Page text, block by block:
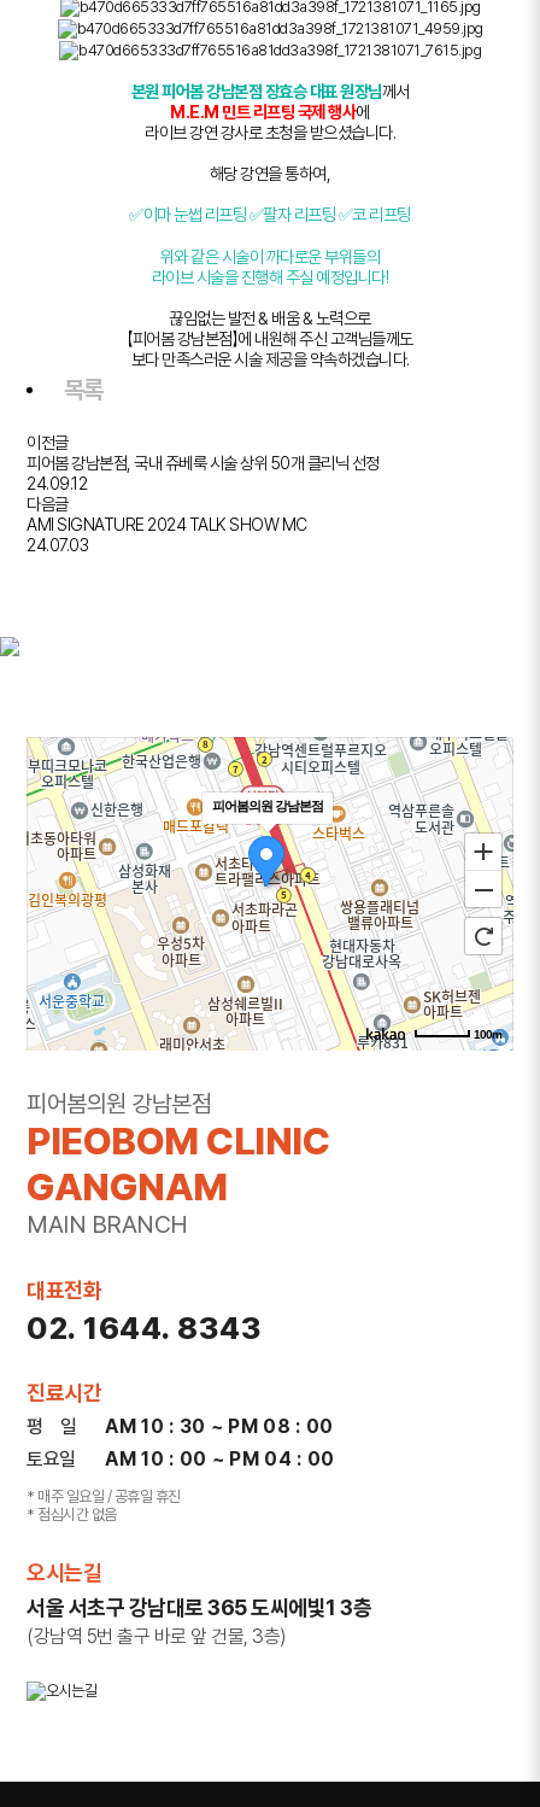
본원 피어봄 강남본점 장효승 대표 원장님께서
M.E.M 민트 리프팅 국제 행사에
라이브 강연 강사로 초청을 받으셨습니다.
해당 강연을 통하여,
✅이마 눈썹 리프팅 ✅팔자 리프팅 ✅코 리프팅
위와 같은 시술이 까다로운 부위들의
라이브 시술을 진행해 주실 예정입니다!
끊임없는 발전 & 배움 & 노력으로
【피어봄 강남본점】에 내원해 주신 고객님들께도
보다 만족스러운 시술 제공을 약속하겠습니다.
목록
이전글
피어봄 강남본점, 국내 쥬베룩 시술 상위 50개 클리닉 선정
24.09.12
다음글
AMI SIGNATURE 2024 TALK SHOW MC
24.07.03
피어봄의원 강남본점
100m
301~302호
전화
1644-8343
피어봄의원 강남본점
PIEOBOM CLINIC
GANGNAM
MAIN BRANCH
대표전화
02. 1644. 8343
진료시간
평 일
AM 10 : 30 ~ PM 08 : 00
토요일
AM 10 : 00 ~ PM 04 : 00
* 매주 일요일 / 공휴일 휴진
* 점심시간 없음
오시는길
서울 서초구 강남대로 365 도씨에빛1 3층
(강남역 5번 출구 바로 앞 건물, 3층)